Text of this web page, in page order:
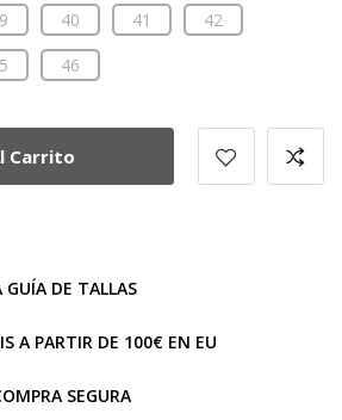
40 41
42
46
Carrito
GUÍA DE TALLAS
A PARTIR DE 100€ EN EU
SEGURA